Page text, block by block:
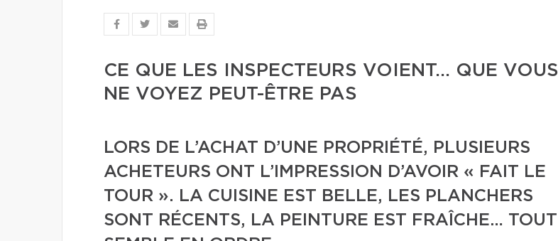
CE QUE LES INSPECTEURS VOIENT… QUE VOUS
NE VOYEZ PEUT-ÊTRE PAS
LORS DE L’ACHAT D’UNE PROPRIÉTÉ, PLUSIEURS
ACHETEURS ONT L’IMPRESSION D’AVOIR « FAIT LE
TOUR ». LA CUISINE EST BELLE, LES PLANCHERS
SONT RÉCENTS, LA PEINTURE EST FRAÎCHE… TOUT